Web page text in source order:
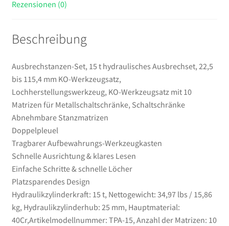
Matrizen
Metallschaltschränke,
Schaltschränke
Menge
Rezensionen (0)
Beschreibung
Ausbrechstanzen-Set, 15 t hydraulisches Ausbrechset, 22,5
bis 115,4 mm KO-Werkzeugsatz,
Lochherstellungswerkzeug, KO-Werkzeugsatz mit 10
Matrizen für Metallschaltschränke, Schaltschränke
Abnehmbare Stanzmatrizen
Doppelpleuel
Tragbarer Aufbewahrungs-Werkzeugkasten
Schnelle Ausrichtung & klares Lesen
Einfache Schritte & schnelle Löcher
Platzsparendes Design
Hydraulikzylinderkraft: 15 t, Nettogewicht: 34,97 lbs / 15,86
kg, Hydraulikzylinderhub: 25 mm, Hauptmaterial:
40Cr,Artikelmodellnummer: TPA-15, Anzahl der Matrizen: 10